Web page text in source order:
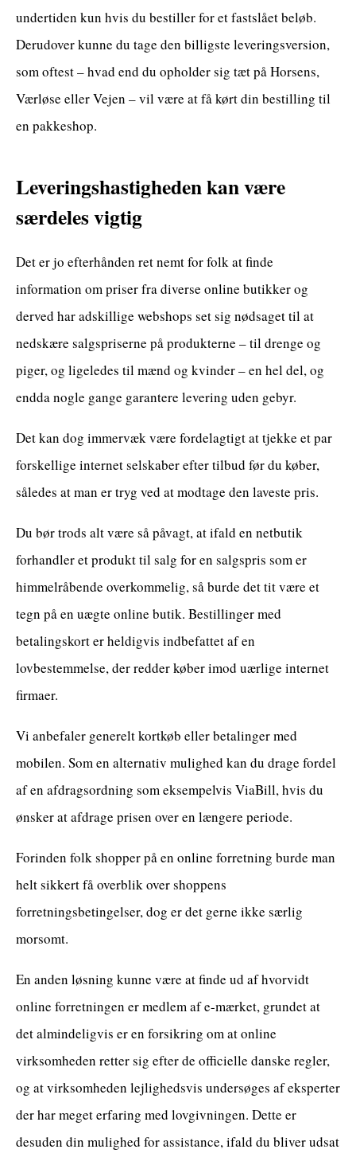
undertiden kun hvis du bestiller for et fastslået beløb.
Derudover kunne du tage den billigste leveringsversion,
som oftest – hvad end du opholder sig tæt på Horsens,
Værløse eller Vejen – vil være at få kørt din bestilling til
en pakkeshop.
Leveringshastigheden kan være
særdeles vigtig
Det er jo efterhånden ret nemt for folk at finde
information om priser fra diverse online butikker og
derved har adskillige webshops set sig nødsaget til at
nedskære salgspriserne på produkterne – til drenge og
piger, og ligeledes til mænd og kvinder – en hel del, og
endda nogle gange garantere levering uden gebyr.
Det kan dog immervæk være fordelagtigt at tjekke et par
forskellige internet selskaber efter tilbud før du køber,
således at man er tryg ved at modtage den laveste pris.
Du bør trods alt være så påvagt, at ifald en netbutik
forhandler et produkt til salg for en salgspris som er
himmelråbende overkommelig, så burde det tit være et
tegn på en uægte online butik. Bestillinger med
betalingskort er heldigvis indbefattet af en
lovbestemmelse, der redder køber imod uærlige internet
firmaer.
Vi anbefaler generelt kortkøb eller betalinger med
mobilen. Som en alternativ mulighed kan du drage fordel
af en afdragsordning som eksempelvis ViaBill, hvis du
ønsker at afdrage prisen over en længere periode.
Forinden folk shopper på en online forretning burde man
helt sikkert få overblik over shoppens
forretningsbetingelser, dog er det gerne ikke særlig
morsomt.
En anden løsning kunne være at finde ud af hvorvidt
online forretningen er medlem af e-mærket, grundet at
det almindeligvis er en forsikring om at online
virksomheden retter sig efter de officielle danske regler,
og at virksomheden lejlighedsvis undersøges af eksperter
der har meget erfaring med lovgivningen. Dette er
desuden din mulighed for assistance, ifald du bliver udsat